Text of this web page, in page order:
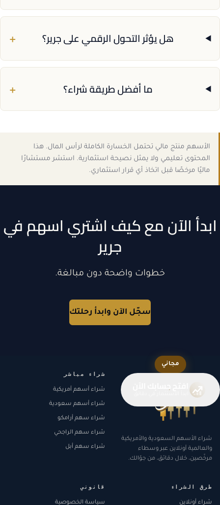
هل يؤثر التحول الرقمي على جرير؟ +
ما أفضل طريقة شراء؟ +
الأسهم منتج مالي تحتمل الخسارة الكاملة لرأس المال. هذا
المحتوى تعليمي ولا يمثل نصيحة استثمارية. استشر مستشارًا
ماليًا مرخصًا قبل اتخاذ أي قرار استثماري.
ابدأ الآن مع كيف اشتري اسهم في
جرير
خطوات واضحة دون مبالغة.
سجّل الآن وابدأ رحلتك
مجاني
افتح حسابك الآن
شراء الأسهم السعودية والأمريكية
والعالمية أونلاين عبر وسطاء
مرخّصين، خلال دقائق، من جوّالك.
شراء مباشر
شراء أسهم أمريكية
شراء أسهم سعودية
شراء سهم أرامكو
شراء سهم الراجحي
شراء سهم أبل
طرق الشراء
شراء أونلاين
قانوني
سياسة الخصوصية